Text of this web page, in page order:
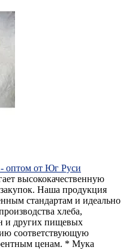
оптом от Юг Руси
высококачественную
Наша продукция
стандартам и идеально
хлеба,
и других пищевых
соответствующую
ценам. * Мука